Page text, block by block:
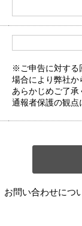
※ご申告に対する
場合により弊社か
あらかじめご了承
通報者保護の観点
お問い合わせにつ